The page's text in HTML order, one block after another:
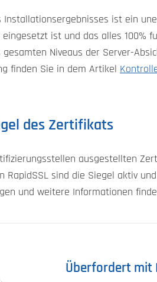
Installationsergebnisses ist ein
ist und das alles 100%
Niveaus der Server-
finden Sie in dem Artikel
des Zertifikats
ausgestellten
RapidSSL sind die Siegel aktiv
und weitere Informationen
Überfordert mit